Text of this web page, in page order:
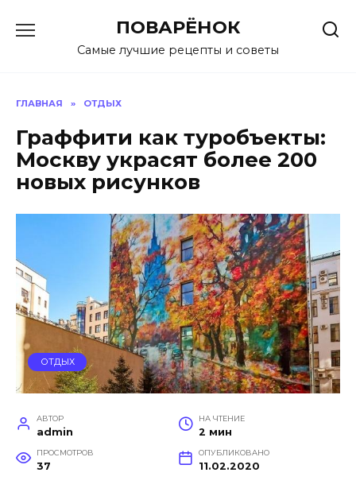
содержанию
ПОВАРЁНОК
Самые лучшие рецепты и советы
ГЛАВНАЯ » ОТДЫХ
Граффити как туробъекты:
Москву украсят более 200
новых рисунков
ОТДЫХ
АВТОР
admin
НА ЧТЕНИЕ
2 мин
ПРОСМОТРОВ
37
ОПУБЛИКОВАНО
11.02.2020